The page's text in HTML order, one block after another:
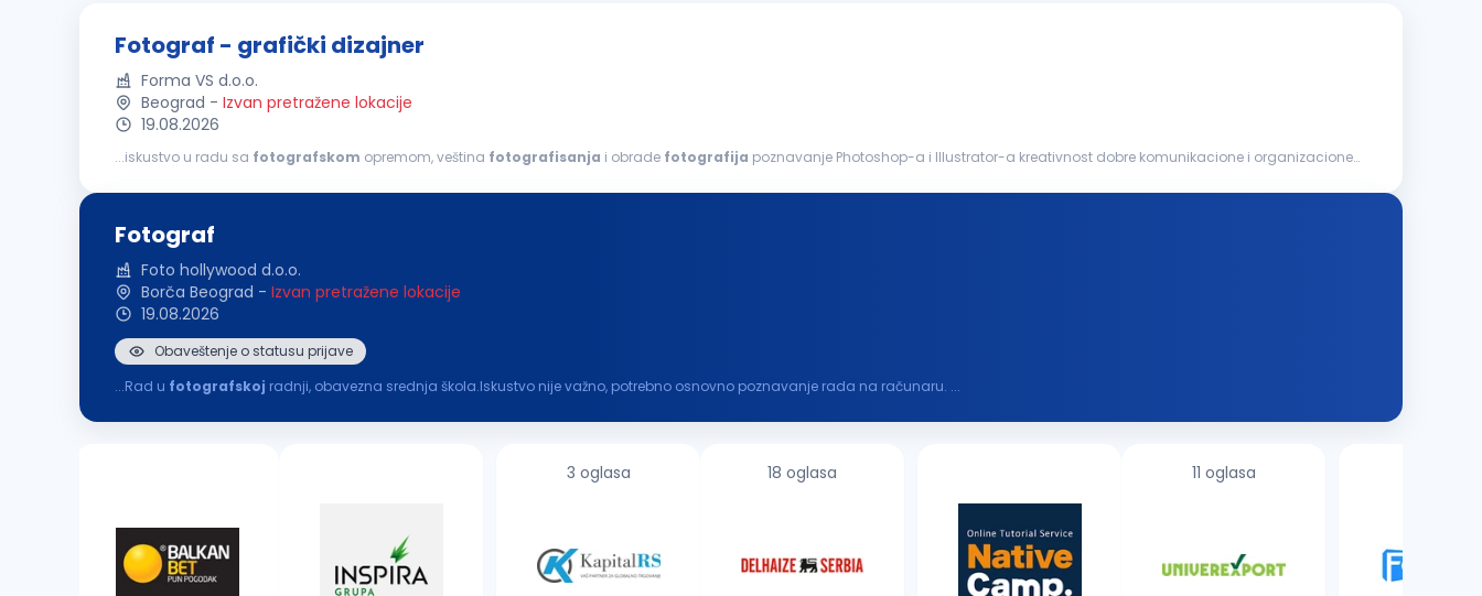
Fotograf - grafički dizajner
Forma VS d.o.o.
Beograd - Izvan pretražene lokacije
19.08.2026
...iskustvo u radu sa fotografskom opremom, veština fotografisanja i obrade fotografija poznavanje Photoshop-a i Illustrator-a kreativnost dobre komunikacione i organizacione
Fotograf
Foto hollywood d.o.o.
Borča Beograd - Izvan pretražene lokacije
19.08.2026
Obaveštenje o statusu prijave
...Rad u fotografskoj radnji, obavezna srednja škola.Iskustvo nije važno, potrebno osnovno poznavanje rada na računaru. ...
3 oglasa 18 oglasa 11 oglasa